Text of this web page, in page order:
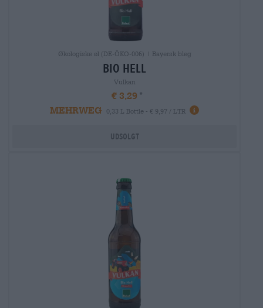
Økologiske øl (DE-ÖKO-006) | Bayersk bleg
bio hell
Vulkan
€ 3,29
MEHRWEG
0,33 L Bottle - € 9,97 / LTR
Udsolgt